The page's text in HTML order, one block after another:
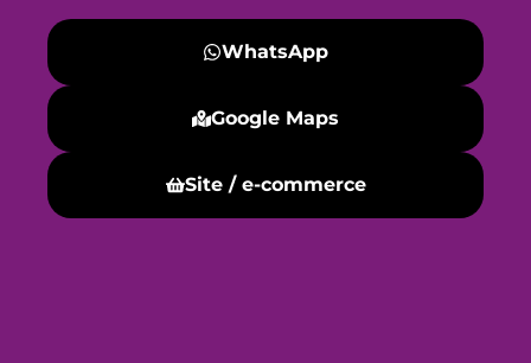
WhatsApp
Google Maps
Site / e-commerce